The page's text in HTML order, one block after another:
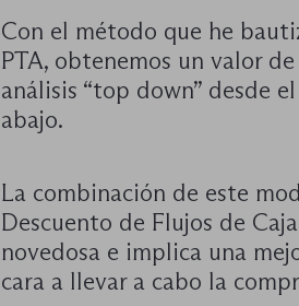
Con el método que he
PTA, obtenemos un valor
análisis “top down” desde
abajo.
La combinación de este
Descuento de Flujos de
novedosa e implica una
cara a llevar a cabo la